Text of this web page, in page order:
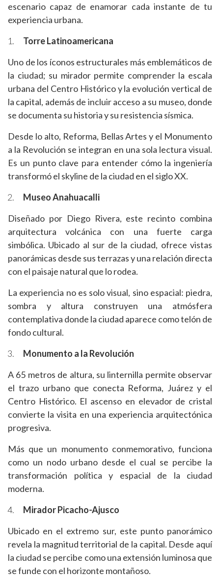
escenario capaz de enamorar cada instante de tu
experiencia urbana.
Torre Latinoamericana
Uno de los íconos estructurales más emblemáticos de
la ciudad; su mirador permite comprender la escala
urbana del Centro Histórico y la evolución vertical de
la capital, además de incluir acceso a su museo, donde
se documenta su historia y su resistencia sísmica.
Desde lo alto, Reforma, Bellas Artes y el Monumento
a la Revolución se integran en una sola lectura visual.
Es un punto clave para entender cómo la ingeniería
transformó el skyline de la ciudad en el siglo XX.
Museo Anahuacalli
Diseñado por Diego Rivera, este recinto combina
arquitectura volcánica con una fuerte carga
simbólica. Ubicado al sur de la ciudad, ofrece vistas
panorámicas desde sus terrazas y una relación directa
con el paisaje natural que lo rodea.
La experiencia no es solo visual, sino espacial: piedra,
sombra y altura construyen una atmósfera
contemplativa donde la ciudad aparece como telón de
fondo cultural.
Monumento a la Revolución
A 65 metros de altura, su linternilla permite observar
el trazo urbano que conecta Reforma, Juárez y el
Centro Histórico. El ascenso en elevador de cristal
convierte la visita en una experiencia arquitectónica
progresiva.
Más que un monumento conmemorativo, funciona
como un nodo urbano desde el cual se percibe la
transformación política y espacial de la ciudad
moderna.
Mirador Picacho-Ajusco
Ubicado en el extremo sur, este punto panorámico
revela la magnitud territorial de la capital. Desde aquí
la ciudad se percibe como una extensión luminosa que
se funde con el horizonte montañoso.